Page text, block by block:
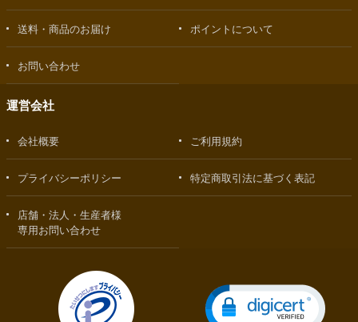
送料・商品のお届け ポイントについて
お問い合わせ
運営会社
会社概要 ご利用規約
プライバシーポリシー 特定商取引法に基づく表記
店舗・法人・生産者様
専用お問い合わせ